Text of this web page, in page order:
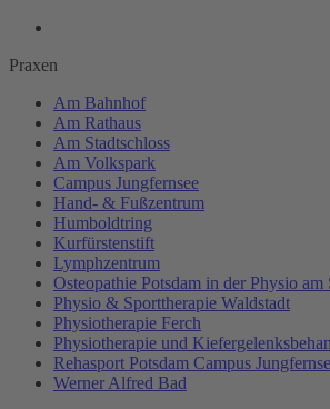
Praxen
Am Bahnhof
Am Rathaus
Am Stadtschloss
Am Volkspark
Campus Jungfernsee
Hand- & Fußzentrum
Humboldtring
Kurfürstenstift
Lymphzentrum
Osteopathie Potsdam in der Physio am
Physio & Sporttherapie Waldstadt
Physiotherapie Ferch
Physiotherapie und
Rehasport Potsdam Campus
Werner Alfred Bad